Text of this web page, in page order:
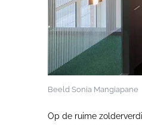
Beeld Sonia Mangiapane
Op de ruime